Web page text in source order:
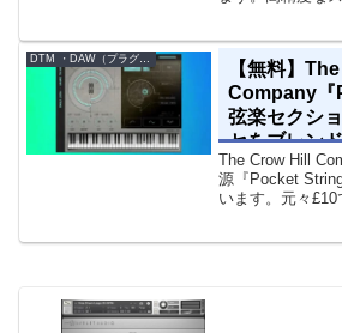
理、リバーブツ
ノラル再生でも
ます。現在、全...
DTM ・DAW（プラグイン、シンセなど）のセール情報
【無料】
Company『
弦楽セクシ
セをブレン
ス音源プラ
The Crow Hill
源『Pocket
います。元々£10
す。『Pocket